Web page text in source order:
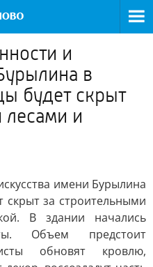
и
в
будет скрыт
лесами и
имени Бурылина
за строительными
В здании начались
Объем предстоит
обновят кровлю,